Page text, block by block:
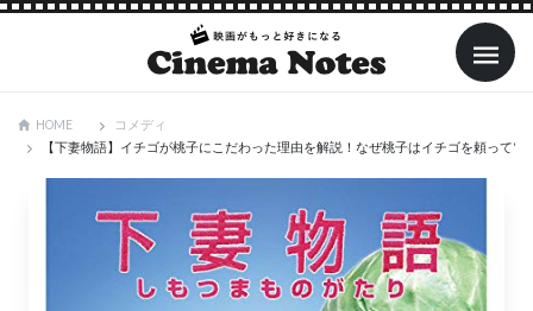
HOME
コメディ
【下妻物語】イチゴが桃子にこだわった理由を解説！なぜ桃子はイチゴを頼って